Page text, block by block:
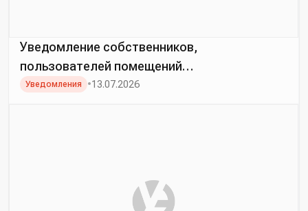
Уведомление собственников,
пользователей помещений
многоквартирных домов о предстоящем
Уведомления •13.07.2026